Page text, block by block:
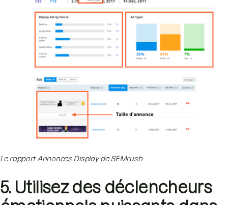
Le rapport Annonces Display de SEMrush
5. Utilisez des déclencheurs